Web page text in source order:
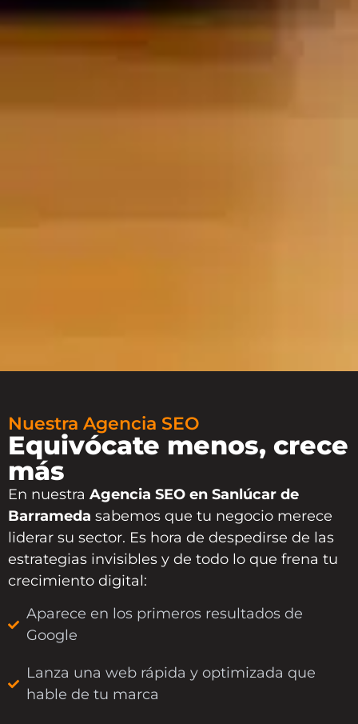
Nuestra Agencia SEO
Equivócate menos, crece
más
En nuestra Agencia SEO en Sanlúcar de
Barrameda sabemos que tu negocio merece
liderar su sector. Es hora de despedirse de las
estrategias invisibles y de todo lo que frena tu
crecimiento digital:
Aparece en los primeros resultados de
Google
Lanza una web rápida y optimizada que
hable de tu marca